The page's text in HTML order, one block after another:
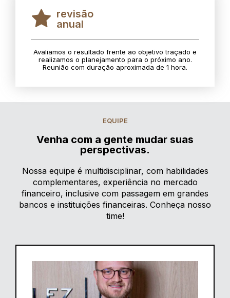
revisão
anual
Avaliamos o resultado frente ao objetivo traçado e
realizamos o planejamento para o próximo ano.
Reunião com duração aproximada de 1 hora.
EQUIPE
Venha com a gente mudar suas
perspectivas.
Nossa equipe é multidisciplinar, com habilidades
complementares, experiência no mercado
financeiro, inclusive com passagem em grandes
bancos e instituições financeiras. Conheça nosso
time!